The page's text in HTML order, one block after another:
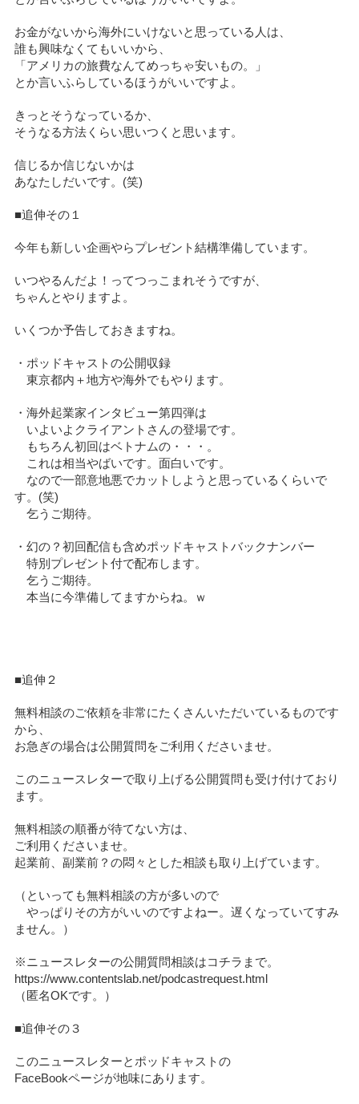
お金がないから海外にいけないと思っている人は、
誰も興味なくてもいいから、
「アメリカの旅費なんてめっちゃ安いもの。」
とか言いふらしているほうがいいですよ。
きっとそうなっているか、
そうなる方法くらい思いつくと思います。
信じるか信じないかは
あなたしだいです。(笑)
■追伸その１
今年も新しい企画やらプレゼント結構準備しています。
いつやるんだよ！ってつっこまれそうですが、
ちゃんとやりますよ。
いくつか予告しておきますね。
・ポッドキャストの公開収録
東京都内＋地方や海外でもやります。
・海外起業家インタビュー第四弾は
いよいよクライアントさんの登場です。
もちろん初回はベトナムの・・・。
これは相当やばいです。面白いです。
なので一部意地悪でカットしようと思っているくらいで
す。(笑)
乞うご期待。
・幻の？初回配信も含めポッドキャストバックナンバー
特別プレゼント付で配布します。
乞うご期待。
本当に今準備してますからね。ｗ
■追伸２
無料相談のご依頼を非常にたくさんいただいているものです
から、
お急ぎの場合は公開質問をご利用くださいませ。
このニュースレターで取り上げる公開質問も受け付けており
ます。
無料相談の順番が待てない方は、
ご利用くださいませ。
起業前、副業前？の悶々とした相談も取り上げています。
（といっても無料相談の方が多いので
やっぱりその方がいいのですよねー。遅くなっていてすみ
ません。）
※ニュースレターの公開質問相談はコチラまで。
https://www.contentslab.net/podcastrequest.html
（匿名OKです。）
■追伸その３
このニュースレターとポッドキャストの
FaceBookページが地味にあります。